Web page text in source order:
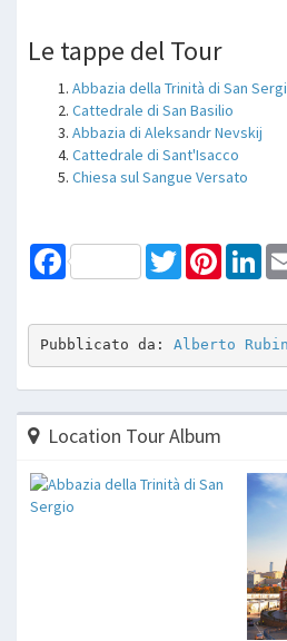
Le tappe del Tour
Abbazia della Trinità di San
Cattedrale di San Basilio
Abbazia di Aleksandr Nevskij
Cattedrale di Sant'Isacco
Chiesa sul Sangue Versato
Facebook TwitterPinterest
Pubblicato da: Alberto Rubin
Location Tour Album